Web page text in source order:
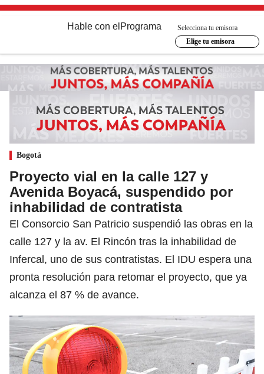
Hable con el Programa
Selecciona tu emisora
Elige tu emisora
Bogotá
Proyecto vial en la calle 127 y
Avenida Boyacá, suspendido por
inhabilidad de contratista
El Consorcio San Patricio suspendió las obras en la
calle 127 y la av. El Rincón tras la inhabilidad de
Infercal, uno de sus contratistas. El IDU espera una
pronta resolución para retomar el proyecto, que ya
alcanza el 87 % de avance.